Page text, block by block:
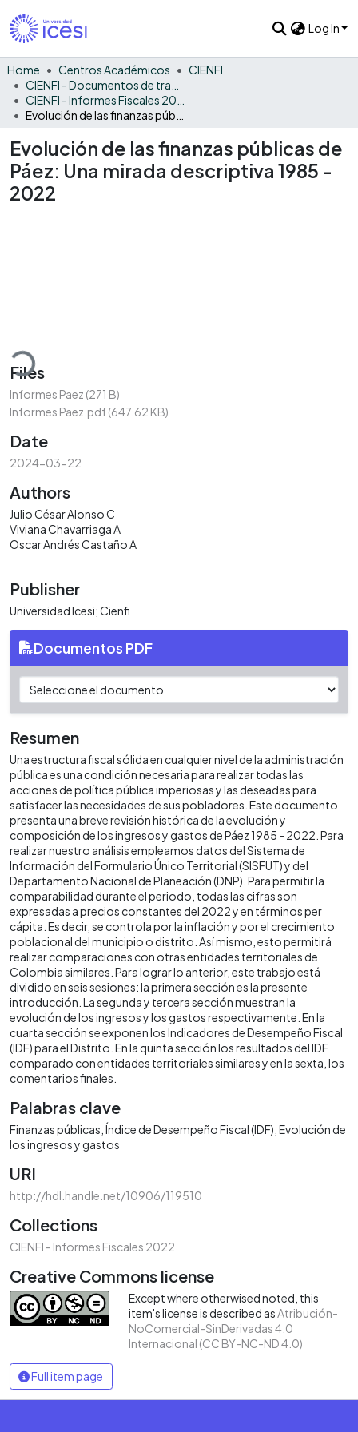
Log In
Home Centros Académicos
CIENFI
Evolución de las finanzas públicas de
Páez: Una mirada descriptiva 1985 -
2022
Loading...
Files
Informes Paez (271 B)
Informes Paez.pdf(647.62 KB)
Date
2024-03-22
Authors
Julio César Alonso C
Viviana Chavarriaga A
Oscar Andrés Castaño A
Publisher
Universidad Icesi; Cienfi
Documentos PDF
Resumen
Una estructura fiscal sólida en cualquier nivel de la administración
pública es una condición necesaria para realizar todas las
acciones de política pública imperiosas y las deseadas para
satisfacer las necesidades de sus pobladores. Este documento
presenta una breve revisión histórica de la evolución y
composición de los ingresos y gastos de Páez 1985 - 2022. Para
realizar nuestro análisis empleamos datos del Sistema de
Información del Formulario Único Territorial (SISFUT) y del
Departamento Nacional de Planeación (DNP). Para permitir la
comparabilidad durante el periodo, todas las cifras son
expresadas a precios constantes del 2022 y en términos per
cápita. Es decir, se controla por la inflación y por el crecimiento
poblacional del municipio o distrito. Así mismo, esto permitirá
realizar comparaciones con otras entidades territoriales de
Colombia similares. Para lograr lo anterior, este trabajo está
dividido en seis sesiones: la primera sección es la presente
introducción. La segunda y tercera sección muestran la
evolución de los ingresos y los gastos respectivamente. En la
cuarta sección se exponen los Indicadores de Desempeño Fiscal
(IDF) para el Distrito. En la quinta sección los resultados del IDF
comparado con entidades territoriales similares y en la sexta, los
comentarios finales.
Palabras clave
Finanzas públicas Índice de Desempeño Fiscal (IDF) Evolución de
los ingresos y gastos
URI
http://hdl.handle.net/10906/119510
Collections
CIENFI - Informes Fiscales 2022
Creative Commons license
Except where otherwised noted, this
item's license is described asAtribución-
NoComercial-SinDerivadas 4.0
Internacional (CC BY-NC-ND 4.0)
Full item page